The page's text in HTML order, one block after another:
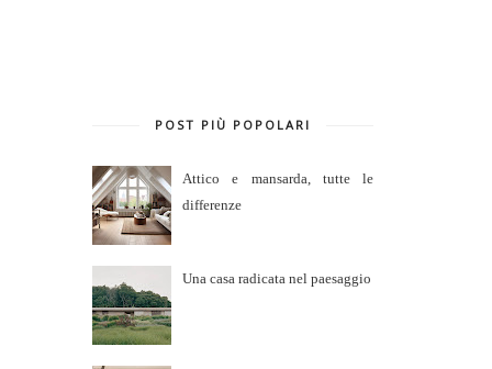
POST PIÙ POPOLARI
Attico e mansarda, tutte le
differenze
Una casa radicata nel paesaggio